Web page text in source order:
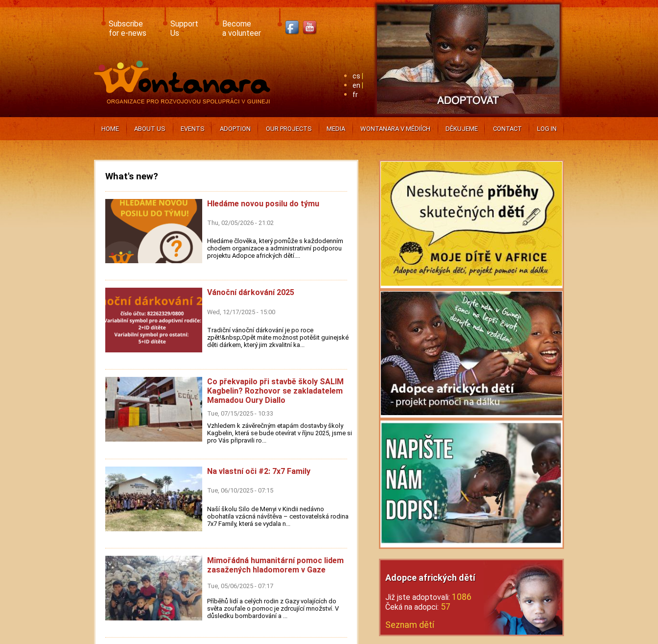
Skip
to
content
Subscribe
for e-news
Support
Us
Become
a volunteer
cs
en
fr
HOME ABOUT US EVENTS ADOPTION OUR PROJECTS MEDIA WONTANARA V MÉDIÍCH DĚKUJEME CONTACT LOG IN
What's new?
Hledáme novou posilu do týmu
Thu, 02/05/2026 - 21:02
Hledáme člověka, který pomůže s každodenním
chodem organizace a administrativní podporou
projektu Adopce afrických dětí....
Vánoční dárkování 2025
Wed, 12/17/2025 - 15:00
Tradiční vánoční dárkování je po roce
zpět!&nbsp;Opět máte možnost potěšit guinejské
děti dárkem, který jim zkvalitní ka...
Co překvapilo při stavbě školy SALIM
Kagbelin? Rozhovor se zakladatelem
Mamadou Oury Diallo
Tue, 07/15/2025 - 10:33
Vzhledem k závěrečným etapám dostavby školy
Kagbelin, která se bude otevírat v říjnu 2025, jsme si
pro Vás připravili ro...
Na vlastní oči #2: 7x7 Family
Tue, 06/10/2025 - 07:15
Naší školu Silo de Menyi v Kindii nedávno
obohatila vzácná návštěva – cestovatelská rodina
7x7 Family, která se vydala n...
Mimořádná humanitární pomoc lidem
zasažených hladomorem v Gaze
Tue, 05/06/2025 - 07:17
Příběhů lidí a celých rodin z Gazy volajících do
světa zoufale o pomoc je zdrcující množství. V
důsledku bombardování a ...
Adopce afrických dětí
Již jste adoptovali: 1086
Čeká na adopci: 57
Seznam dětí